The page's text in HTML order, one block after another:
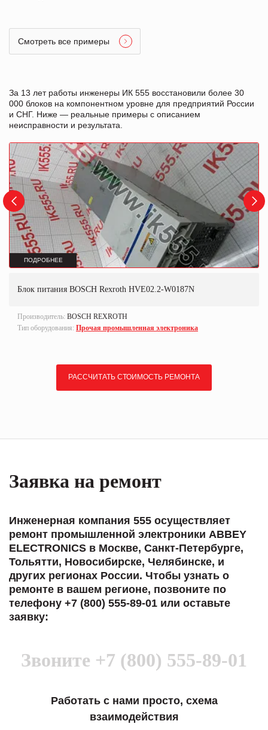
Смотреть все примеры
За 13 лет работы инженеры ИК 555 восстановили более 30
000 блоков на компонентном уровне для предприятий России
и СНГ. Ниже — реальные примеры с описанием
неисправности и результата.
ПОДРОБНЕЕ
Блок питания BOSCH Rexroth HVE02.2-W0187N
Производитель: BOSCH REXROTH
Тип оборудования: Прочая промышленная электроника
РАССЧИТАТЬ СТОИМОСТЬ РЕМОНТА
Заявка на ремонт
Инженерная компания 555 осуществляет
ремонт промышленной электроники ABBEY
ELECTRONICS в Москве, Санкт-Петербурге,
Тольятти, Новосибирске, Челябинске, и
других регионах России. Чтобы узнать о
ремонте в вашем регионе, позвоните по
телефону +7 (800) 555-89-01 или оставьте
заявку:
Звоните +7 (800) 555-89-01
Работать с нами просто, схема
взаимодействия